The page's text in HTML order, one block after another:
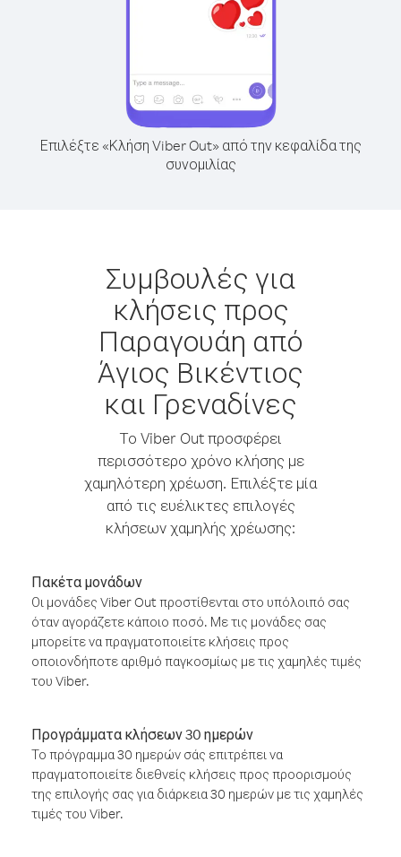
Επιλέξτε «Κλήση Viber Out» από την κεφαλίδα της
συνομιλίας
Συμβουλές για
κλήσεις προς
Παραγουάη από
Άγιος Βικέντιος
και Γρεναδίνες
Το Viber Out προσφέρει
περισσότερο χρόνο κλήσης με
χαμηλότερη χρέωση. Επιλέξτε μία
από τις ευέλικτες επιλογές
κλήσεων χαμηλής χρέωσης:
Πακέτα μονάδων
Οι μονάδες Viber Out προστίθενται στο υπόλοιπό σας
όταν αγοράζετε κάποιο ποσό. Με τις μονάδες σας
μπορείτε να πραγματοποιείτε κλήσεις προς
οποιονδήποτε αριθμό παγκοσμίως με τις χαμηλές τιμές
του Viber.
Προγράμματα κλήσεων 30 ημερών
Το πρόγραμμα 30 ημερών σάς επιτρέπει να
πραγματοποιείτε διεθνείς κλήσεις προς προορισμούς
της επιλογής σας για διάρκεια 30 ημερών με τις χαμηλές
τιμές του Viber.